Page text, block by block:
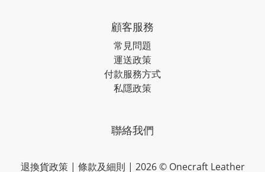
顧客服務
常見問題
運送政策
付款服務方式
私隱政策
聯絡我們
退換貨政策| 條款及細則 | 2026 © Onecraft Leather